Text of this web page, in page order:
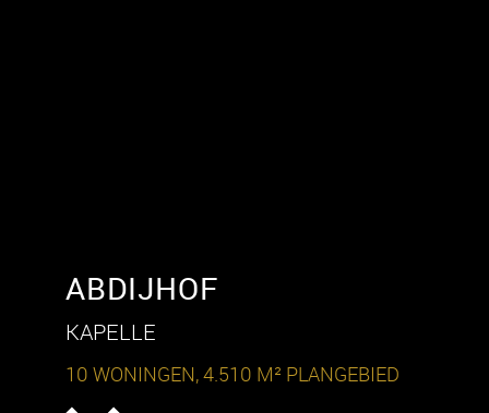
ABDIJHOF
KAPELLE
10 WONINGEN, 4.510 M² PLANGEBIED